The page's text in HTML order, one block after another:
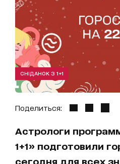
СНІДАНОК З 1+1
Поделиться:
Астрологи
1+1» подготовили
сегодня для всех